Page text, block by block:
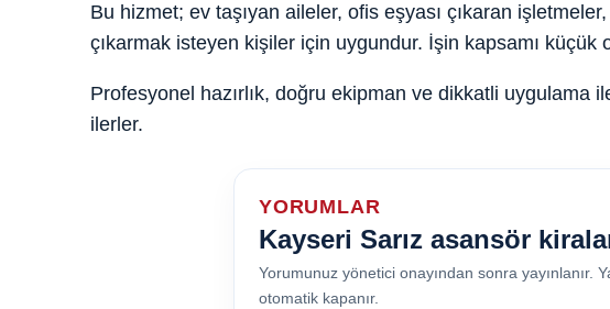
Bu hizmet; ev taşıyan aileler, ofis eşyası çıkaran
çıkarmak isteyen kişiler için uygundur. İşin kapsamı
Profesyonel hazırlık, doğru ekipman ve dikkatli uygulama
ilerler.
YORUMLAR
Kayseri Sarız asansör
Yorumunuz yönetici onayından sonra yayınlanır.
otomatik kapanır.